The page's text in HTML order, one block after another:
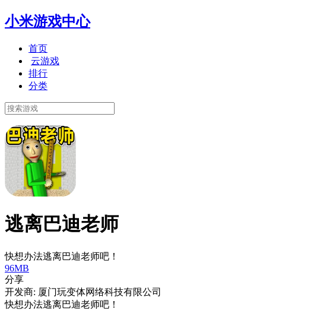
小米游戏中心
首页
云游戏
排行
分类
逃离巴迪老师
快想办法逃离巴迪老师吧！
96MB
分享
开发商: 厦门玩变体网络科技有限公司
快想办法逃离巴迪老师吧！